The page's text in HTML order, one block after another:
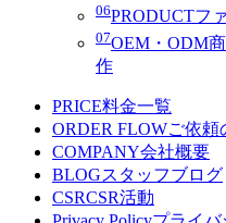
06PRODUCTフ
07OEM・ODM
作
PRICE料金一覧
ORDER FLOWご依頼
COMPANY会社概要
BLOGスタッフブログ
CSRCSR活動